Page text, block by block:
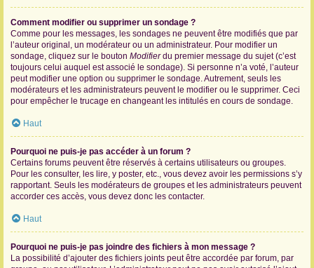
Comment modifier ou supprimer un sondage ?
Comme pour les messages, les sondages ne peuvent être modifiés que par
l’auteur original, un modérateur ou un administrateur. Pour modifier un
sondage, cliquez sur le bouton Modifierdu premier message du sujet (c’est
toujours celui auquel est associé le sondage). Si personne n’a voté, l’auteur
peut modifier une option ou supprimer le sondage. Autrement, seuls les
modérateurs et les administrateurs peuvent le modifier ou le supprimer. Ceci
pour empêcher le trucage en changeant les intitulés en cours de sondage.
Haut
Pourquoi ne puis-je pas accéder à un forum ?
Certains forums peuvent être réservés à certains utilisateurs ou groupes.
Pour les consulter, les lire, y poster, etc., vous devez avoir les permissions s’y
rapportant. Seuls les modérateurs de groupes et les administrateurs peuvent
accorder ces accès, vous devez donc les contacter.
Haut
Pourquoi ne puis-je pas joindre des fichiers à mon message ?
La possibilité d’ajouter des fichiers joints peut être accordée par forum, par